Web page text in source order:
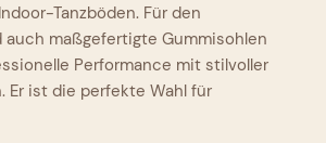
Tanzböden. Für den
maßgefertigte Gummisohlen
Performance mit stilvoller
Er ist die perfekte Wahl für